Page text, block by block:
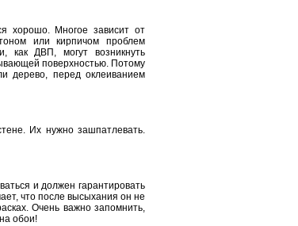
хорошо. Многое зависит от
или кирпичом проблем
как ДВП, могут возникнуть
поверхностью. Потому
дерево, перед оклеиванием
Их нужно зашпатлевать.
и должен гарантировать
что после высыхания он не
Очень важно запомнить,
обои!